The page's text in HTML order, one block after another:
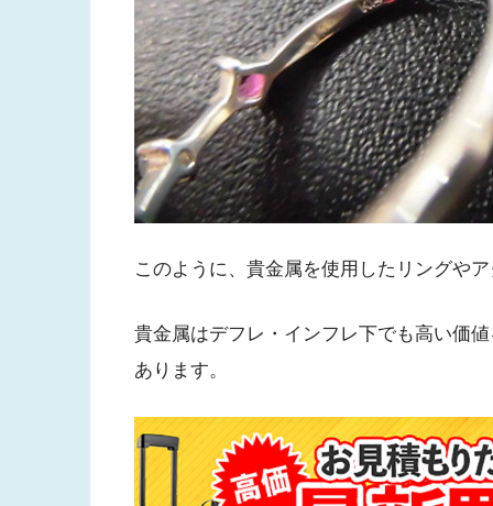
このように、貴金属を使用したリングや
貴金属はデフレ・インフレ下でも高い価
あります。